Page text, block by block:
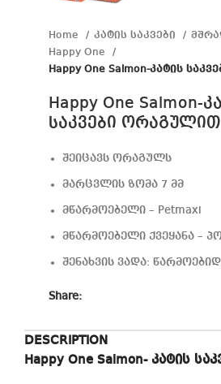
Home კატის საკვები
Happy One
Happy One Salmon-კატის
Happy One Salmon-
საკვები ორაგულით
შეიცავს ორაგულს
მარცვლის ზომა 7 მმ
მწარმოებელი – Petmaxi
მწარმოებელი ქვეყანა –
შენახვის ვადა:
Share:
DESCRIPTION
Happy One Salmon- კატის